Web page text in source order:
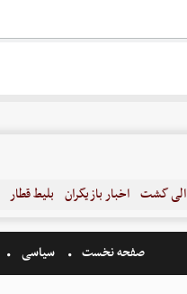
الی گشت اخبار بازیگران بلیط قطار
صفحه نخست سیاسی